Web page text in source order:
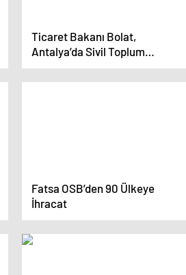
Ticaret Bakanı Bolat,
Antalya’da Sivil Toplum
Kuruluşları İstişare
Toplantısı’nda konuştu
Fatsa OSB’den 90 Ülkeye
İhracat